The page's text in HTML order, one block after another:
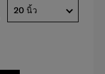
20 นิ้ว